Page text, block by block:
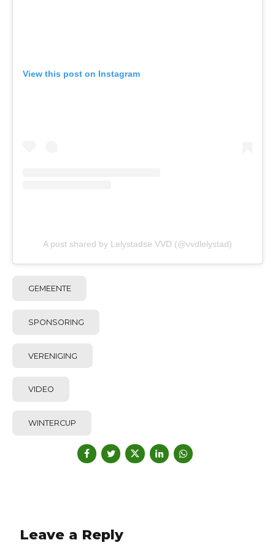
View this post on Instagram
A post shared by Lelystadse VVD (@vvdlelystad)
GEMEENTE
SPONSORING
VERENIGING
VIDEO
WINTERCUP
Leave a Reply